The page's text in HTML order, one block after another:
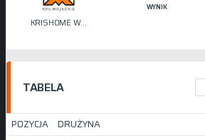
KRISHOME WRZEŚNIA
WYNIK
TABELA
POZYCJA
DRUŻYNA